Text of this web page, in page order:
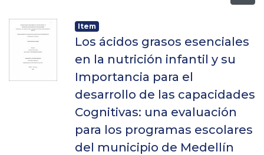
Item
Los ácidos grasos esenciales
en la nutrición infantil y su
Importancia para el
desarrollo de las capacidades
Cognitivas: una evaluación
para los programas escolares
del municipio de Medellín